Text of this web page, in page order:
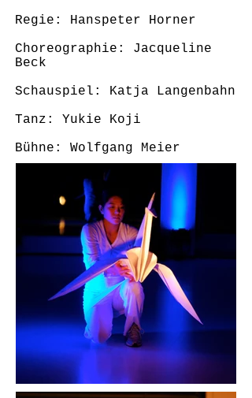
Regie: Hanspeter Horner
Choreographie: Jacqueline
Beck
Schauspiel: Katja Langenbahn
Tanz: Yukie Koji
Bühne: Wolfgang Meier